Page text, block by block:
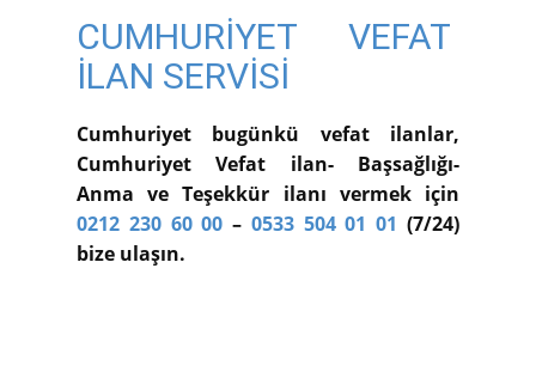
CUMHURİYET VEFAT
İLAN SERVİSİ
Cumhuriyet bugünkü vefat ilanlar,
Cumhuriyet Vefat ilan- Başsağlığı-
Anma ve Teşekkür ilanı vermek için
0212 230 60 00 – 0533 504 01 01 (7/24)
bize ulaşın.